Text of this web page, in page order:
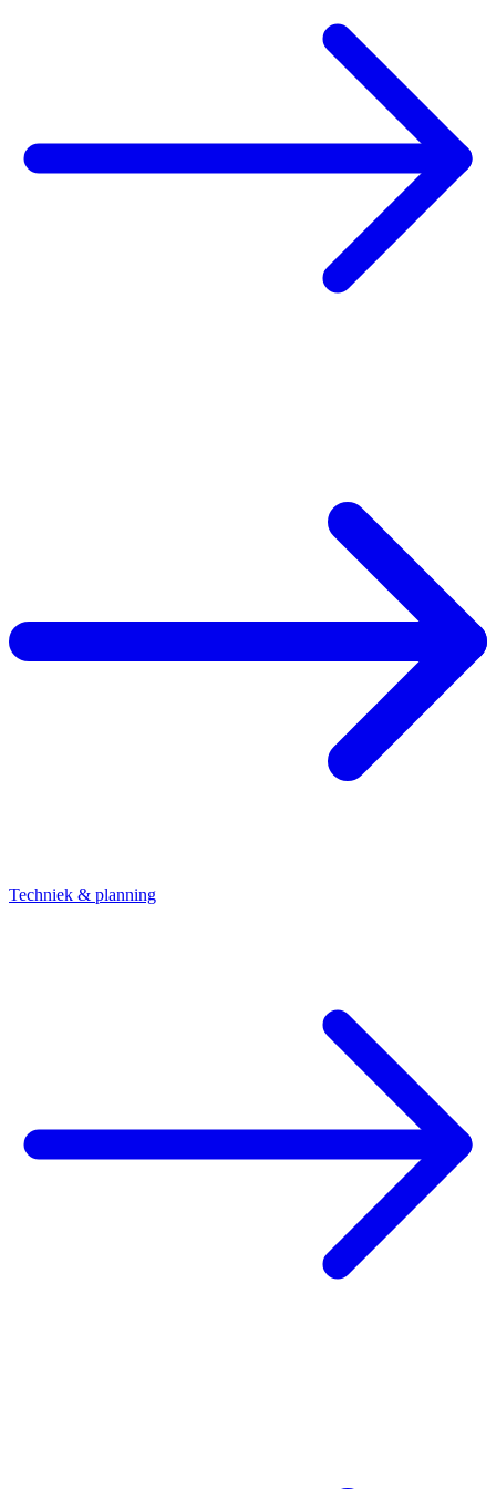
Techniek & planning